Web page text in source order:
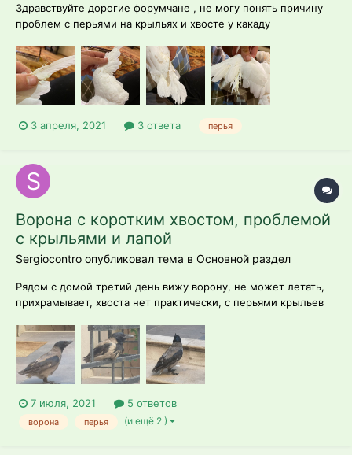
Здравствуйте дорогие форумчане , не могу понять причину
проблем с перьями на крыльях и хвосте у какаду
3 апреля, 2021 3 ответа перья
Ворона с коротким хвостом, проблемой
с крыльями и лапой
Sergiocontro опубликовал тема в Основной раздел
Рядом с домой третий день вижу ворону, не может летать,
прихрамывает, хвоста нет практически, с перьями крыльев
яйца и миску с водой. Пытается каркать, но на карканье не
похоже, слышно как сопит. Что делать? Как помочь птице?
7 июля, 2021 5 ответов
ворона перья (и ещё 2 )